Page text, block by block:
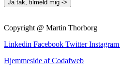
Ja tak, tilmeld mig ->
Copyright @ Martin Thorborg
Linkedin Facebook Twitter Instagram
Hjemmeside af Codafweb